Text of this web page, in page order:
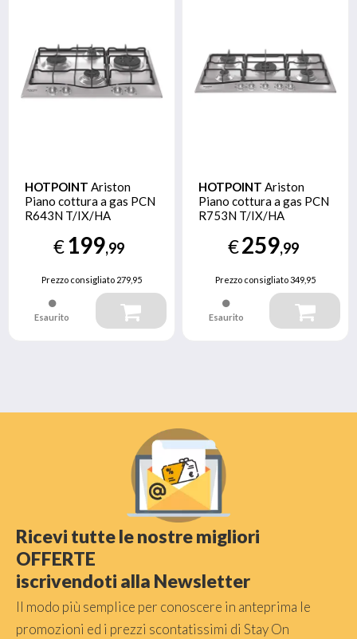
HOTPOINT Ariston
Piano cottura a gas PCN
R643N T/IX/HA
€199,99
Prezzo consigliato279,95
Esaurito
HOTPOINT Ariston
Piano cottura a gas PCN
R753N T/IX/HA
€259,99
Prezzo consigliato349,95
Esaurito
Ricevi tutte le nostre migliori
OFFERTE
iscrivendoti alla Newsletter
Il modo più semplice per conoscere in anteprima le
promozioni ed i prezzi scontatissimi di Stay On